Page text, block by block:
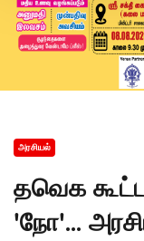
அரசியல்
தவெக
'நோ'...